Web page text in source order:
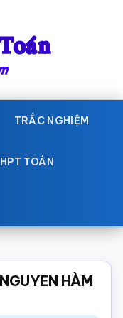
TRẮC NGHIỆM
TOÁN
HÀM